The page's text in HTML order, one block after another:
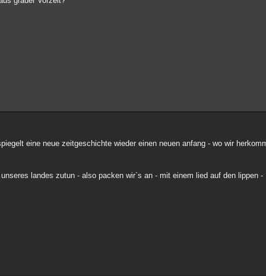
eine neue zeitgeschichte wieder einen neuen anfang - wo wir
landes zutun - also packen wir`s an - mit einem lied auf den lippen -